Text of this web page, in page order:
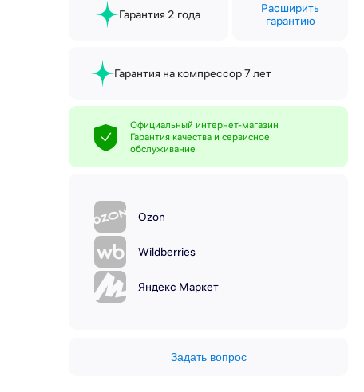
Гарантия 2 года
Расширить
гарантию
Гарантия на компрессор 7 лет
Официальный интернет-магазин
Гарантия качества и сервисное
обслуживание
Ozon
Wildberries
Яндекс Маркет
Задать вопрос